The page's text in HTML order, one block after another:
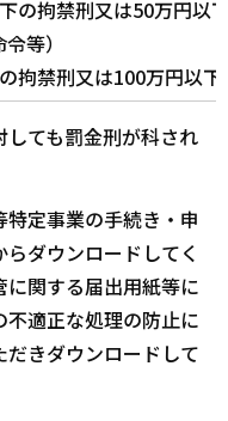
の拘禁刑又は50万円以
等）
拘禁刑又は100万円以
ても罰金刑が科され
定事業の手続き・申
ダウンロードしてく
関する届出用紙等に
適正な処理の防止に
きダウンロードして